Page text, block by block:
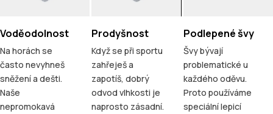
Voděodolnost
Na horách se
často nevyhneš
sněžení a dešti.
Naše
nepromokavá
Prodyšnost
Když se při sportu
zahřeješ a
zapotíš, dobrý
odvod vlhkosti je
naprosto zásadní.
Podlepené švy
Švy bývají
problematické u
každého oděvu.
Proto používáme
speciální lepicí